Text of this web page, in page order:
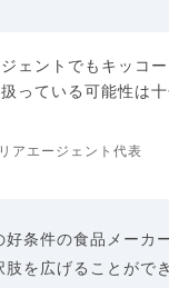
ェントでもキッコ
っている可能性は十
アエージェント代表
好条件の食品メーカ
肢を広げることがで